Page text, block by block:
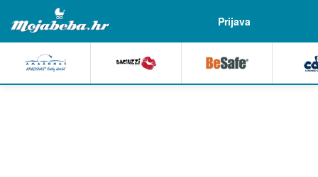
Prijava